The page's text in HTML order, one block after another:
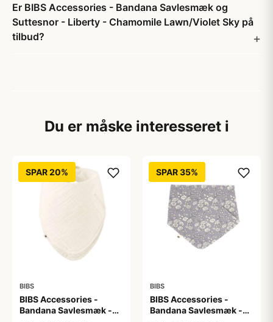
Er BIBS Accessories - Bandana Savlesmæk og
Suttesnor - Liberty - Chamomile Lawn/Violet Sky på
tilbud?
Du er måske interesseret i
SPAR 20%
BIBS
BIBS Accessories -
Bandana Savlesmæk -
SPAR 35%
BIBS
BIBS Accessories -
Bandana Savlesmæk -